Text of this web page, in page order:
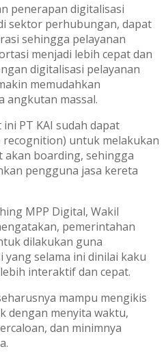
penerapan digitalisasi
sektor perhubungan, dapat
sehingga pelayanan
menjadi lebih cepat dan
digitalisasi pelayanan
memudahkan
angkutan massal.
PT KAI sudah dapat
recognition) untuk melakukan
boarding, sehingga
pengguna jasa kereta
MPP Digital, Wakil
pemerintahan
dilakukan guna
selama ini dinilai kaku
interaktif dan cepat.
mampu mengikis
dengan menyita waktu,
dan minimnya